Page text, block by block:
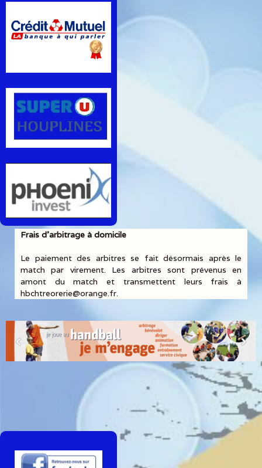
Frais d'arbitrage à domicile
Le paiement des arbitres se fait désormais après le
match par virement. Les arbitres sont prévenus en
amont du match et transmettent leurs frais à
hbchtreorerie@orange.fr.